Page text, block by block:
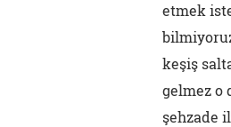
etmek
keşiş
gelmez o
şehzade